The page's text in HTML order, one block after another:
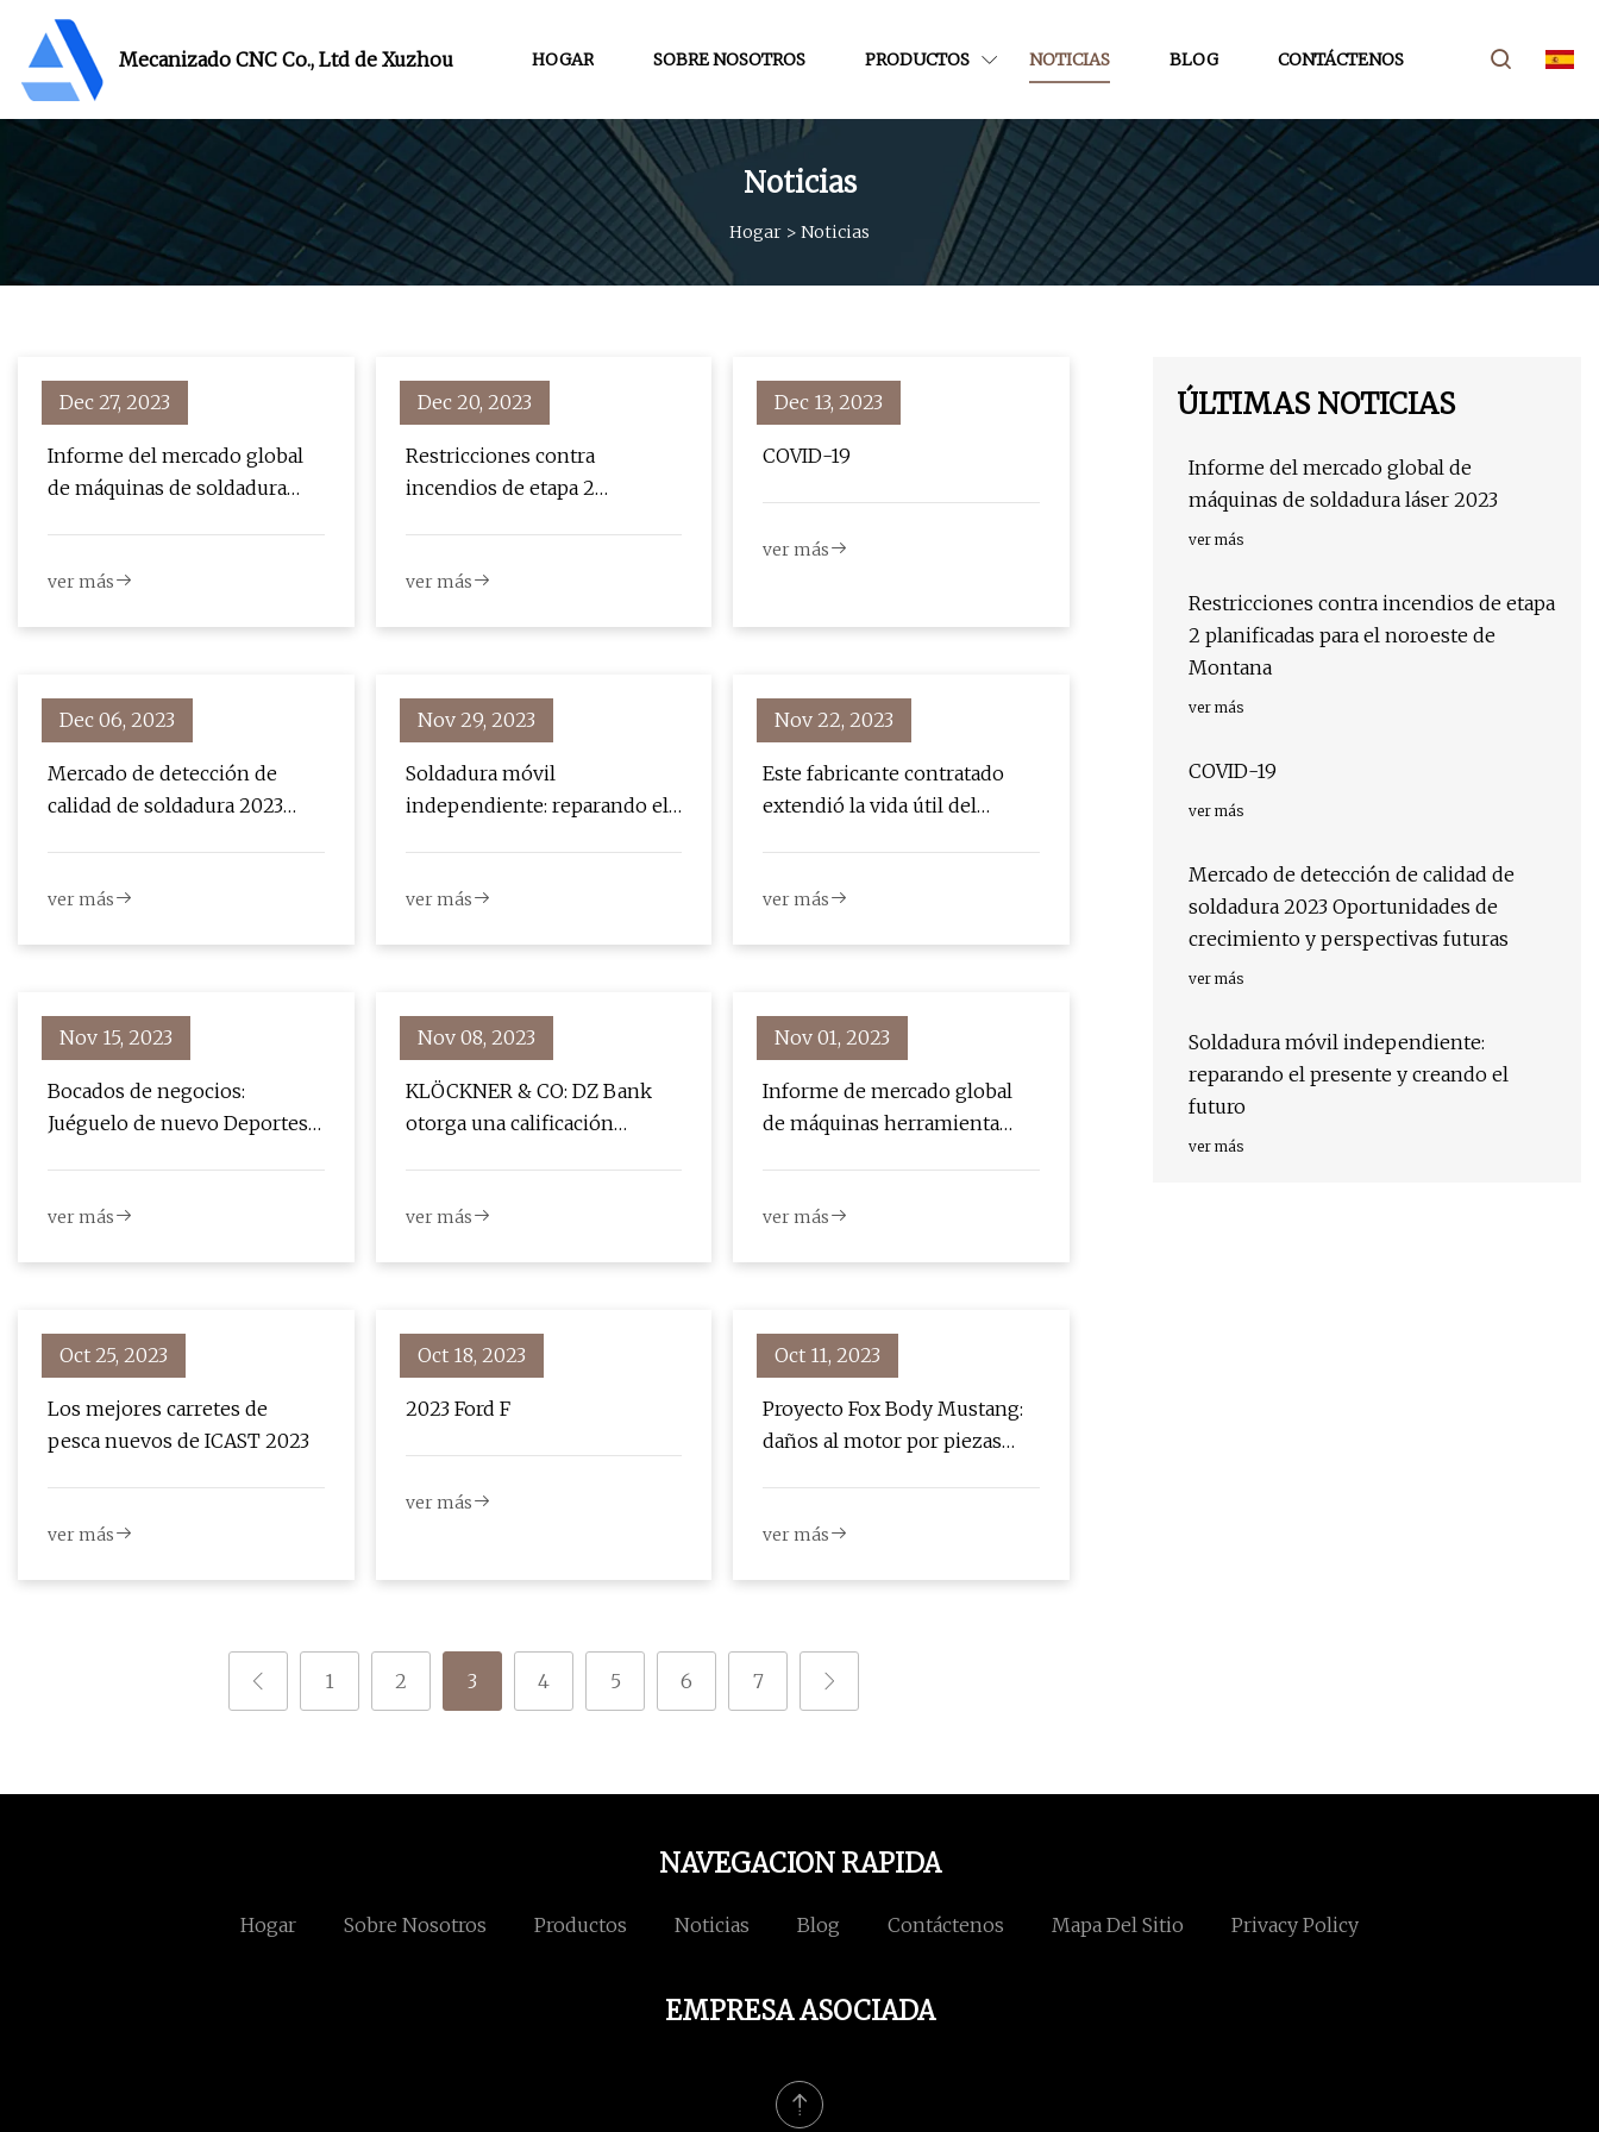
Mecanizado CNC Co., Ltd de Xuzhou HOGAR SOBRE NOSOTROS PRODUCTOS NOTICIAS BLOG CONTÁCTENOS
Noticias
Hogar > Noticias
Dec 27, 2023
Informe del mercado global
de máquinas de soldadura
ver más
Dec 20, 2023
Restricciones contra
incendios de etapa 2
ver más
Dec 13, 2023
COVID-19
ver más
Dec 06, 2023
Mercado de detección de
calidad de soldadura 2023
futuras
ver más
Nov 29, 2023
Soldadura móvil
independiente: reparando el
ver más
Nov 22, 2023
Este fabricante contratado
extendió la vida útil del
redujo los costos
ver más
Nov 15, 2023
Bocados de negocios:
Juéguelo de nuevo Deportes;
tirolesa a Fox Farm cerrada;
soldadura; Segundo sábado
en el Museo de Historia
ver más
Nov 08, 2023
KLÖCKNER & CO: DZ Bank
otorga una calificación
ver más
Nov 01, 2023
Informe de mercado global
de máquinas herramienta
ver más
Oct 25, 2023
Los mejores carretes de
pesca nuevos de ICAST 2023
ver más
Oct 18, 2023
2023 Ford F
ver más
Oct 11, 2023
Proyecto Fox Body Mustang:
daños al motor por piezas
ver más
1 2 3 4 5 6 7
ÚLTIMAS NOTICIAS
Informe del mercado global de
máquinas de soldadura láser 2023
ver más
Restricciones contra incendios de etapa
2 planificadas para el noroeste de
Montana
ver más
COVID-19
ver más
Mercado de detección de calidad de
soldadura 2023 Oportunidades de
crecimiento y perspectivas futuras
ver más
Soldadura móvil independiente:
reparando el presente y creando el
futuro
ver más
NAVEGACION RAPIDA
Hogar Sobre Nosotros Productos Noticias Blog Contáctenos Mapa Del Sitio Privacy Policy
EMPRESA ASOCIADA